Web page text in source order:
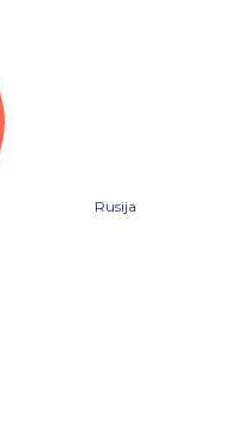
Rusija